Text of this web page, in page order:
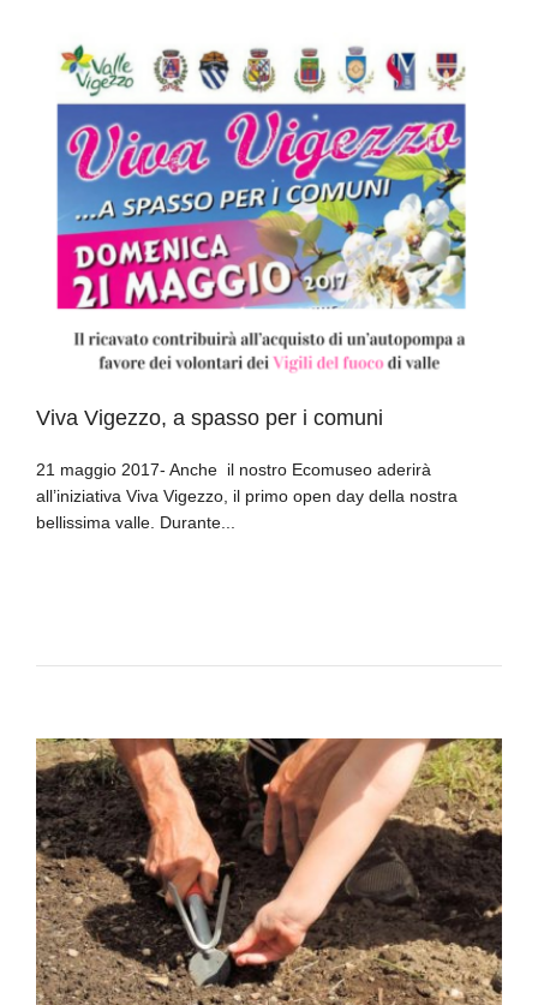
Viva Vigezzo, a spasso per i comuni
21 maggio 2017- Anche il nostro Ecomuseo aderirà
all’iniziativa Viva Vigezzo, il primo open day della nostra
bellissima valle. Durante...